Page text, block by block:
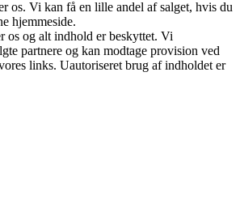
os. Vi kan få en lille andel af salget, hvis du
hjemmeside.
os og alt indhold er beskyttet. Vi
partnere og kan modtage provision ved
links. Uautoriseret brug af indholdet er